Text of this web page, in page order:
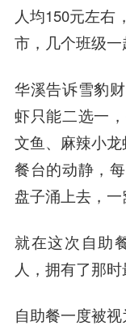
人均150元左右
市，几个班级一
华溪告诉雪豹
虾只能二选一
文鱼、麻辣小龙
餐台的动静，
盘子涌上去，一
就在这次自助
人，拥有了那时
自助餐一度被视